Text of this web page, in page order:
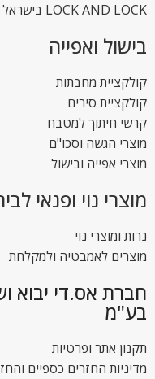
LOCK AND LOCK בישראל
בישול ואפייה
קולקציית מחבתות
קולקציית סירים
קרשי חיתוך למטבח
מוצרי הגשה וסכו"ם
מוצרי אפייה ובישול
מוצרי נוי ופנאי
נרות ומוצרי נוי
מוצרים לאמבטיה ולמקלחת
חברת אס.די יבוא
בע"מ
תקנון אתר ופרטיות
מדיניות החזרים כספיים